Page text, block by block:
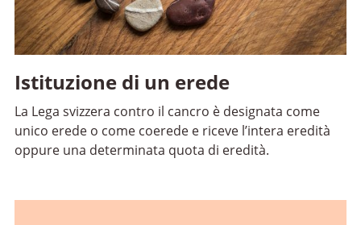
Istituzione di un erede
La Lega svizzera contro il cancro è designata come
unico erede o come coerede e riceve l’intera eredità
oppure una determinata quota di eredità.